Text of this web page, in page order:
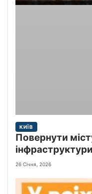
КИЇВ
Повернути
Київської
26 Січня, 2026